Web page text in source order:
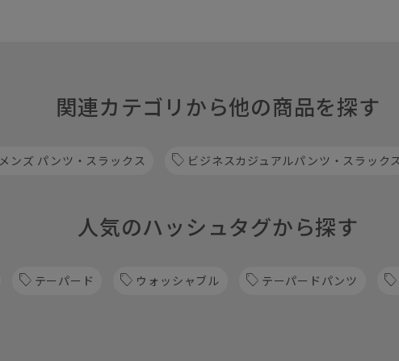
関連カテゴリから他の商品を探す
メンズ パンツ・スラックス ビジネスカジュアルパンツ・スラックス
人気のハッシュタグから探す
テーパード ウォッシャブル テーパードパンツ